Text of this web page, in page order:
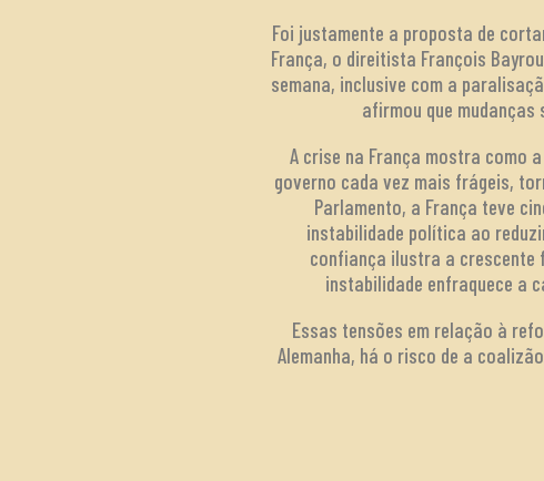
Foi justamente a proposta de
França, o direitista François
semana, inclusive com a
afirmou que
A crise na França mostra como
governo cada vez mais frágeis,
Parlamento, a França teve
instabilidade política ao
confiança ilustra a crescente
instabilidade enfraquece a
Essas tensões em relação à
Alemanha, há o risco de a